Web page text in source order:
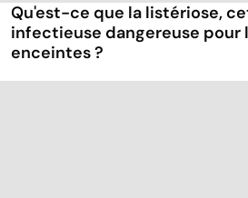
Qu'est-ce que la listériose,
infectieuse dangereuse pour
enceintes ?